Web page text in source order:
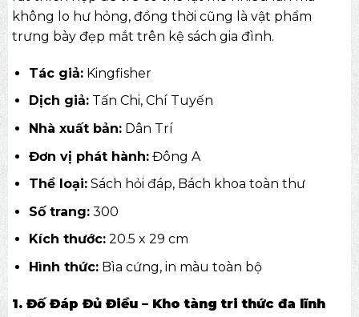
không lo hư hỏng, đồng thời cũng là vật phẩm
trưng bày đẹp mắt trên kệ sách gia đình.
Tác giả:Kingfisher
Dịch giả:Tấn Chi, Chí Tuyến
Nhà xuất bản:Dân Trí
Đơn vị phát hành:Đông A
Thể loại:Sách hỏi đáp, Bách khoa toàn thư
Số trang:300
Kích thước:20.5 x 29 cm
Hình thức:Bìa cứng, in màu toàn bộ
1. Đố Đáp Đủ Điều – Kho tàng tri thức đa lĩnh